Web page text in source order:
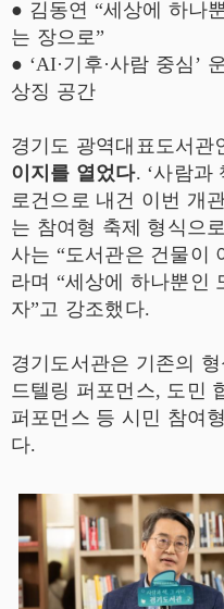
● 김동연 “세상에 하나
는 장으로”
● ‘AI·기후·사람 중심’
상징 공간
경기도 광역대표도서관
이지를 열었다. ‘사람과
로건으로 내건 이번 개
는 참여형 축제 형식으
사는 “도서관은 건물이
라며 “세상에 하나뿐인
자”고 강조했다.
경기도서관은 기존의
드텔링 퍼포먼스, 도민
퍼포먼스 등 시민 참여
다.